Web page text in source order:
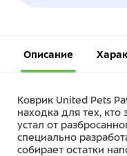
Описание
Коврик United Pets
находка для тех, кто
устал от
специально
собирает остатки